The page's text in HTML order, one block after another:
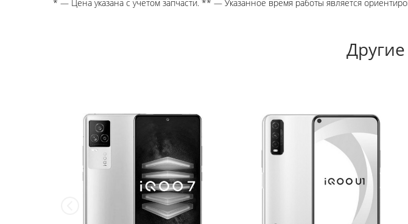
* — Цена указана с учетом запчасти. ** — Указанное время работы является